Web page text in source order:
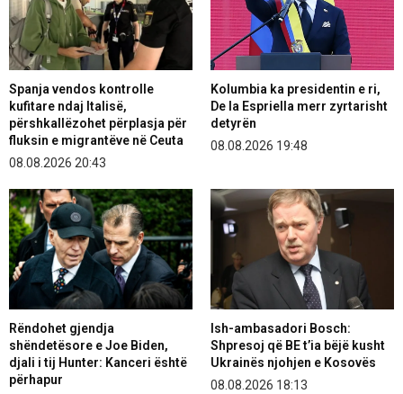
Spanja vendos kontrolle
kufitare ndaj Italisë,
përshkallëzohet përplasja për
fluksin e migrantëve në Ceuta
08.08.2026 20:43
Kolumbia ka presidentin e ri,
De la Espriella merr zyrtarisht
detyrën
08.08.2026 19:48
Rëndohet gjendja
shëndetësore e Joe Biden,
djali i tij Hunter: Kanceri është
përhapur
Ish-ambasadori Bosch:
Shpresoj që BE t’ia bëjë kusht
Ukrainës njohjen e Kosovës
08.08.2026 18:13